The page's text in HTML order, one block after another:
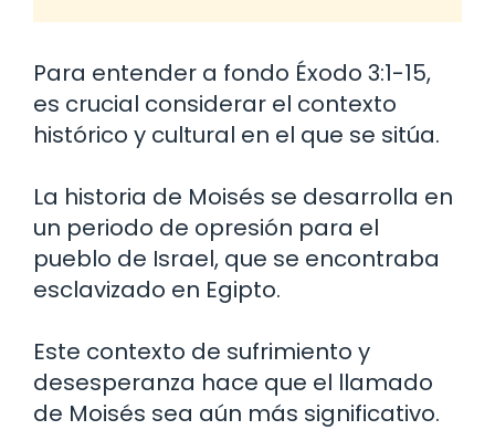
Para entender a fondo Éxodo 3:1-15,
es crucial considerar el contexto
histórico y cultural en el que se sitúa.
La historia de Moisés se desarrolla en
un periodo de opresión para el
pueblo de Israel, que se encontraba
esclavizado en Egipto.
Este contexto de sufrimiento y
desesperanza hace que el llamado
de Moisés sea aún más significativo.